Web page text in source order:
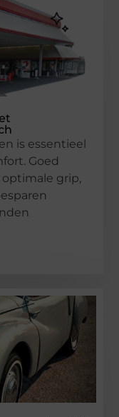
is essentieel
Goed
grip,